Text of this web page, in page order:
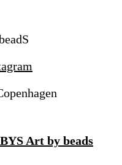
Art by beads